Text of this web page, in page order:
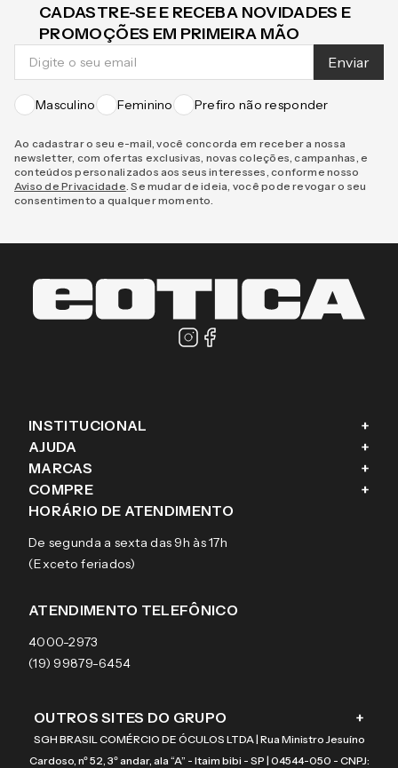
CADASTRE-SE E RECEBA NOVIDADES E
PROMOÇÕES EM PRIMEIRA MÃO
Enviar
Masculino Feminino Prefiro não responder
Ao cadastrar o seu e-mail, você concorda em receber a nossa
newsletter, com ofertas exclusivas, novas coleções, campanhas, e
conteúdos personalizados aos seus interesses, conforme nosso
Aviso de Privacidade. Se mudar de ideia, você pode revogar o seu
consentimento a qualquer momento.
INSTITUCIONAL +
Fale conosco
Blog
Sobre a eÓtica
Aviso de privacidade
Termos e condições de uso
AJUDA +
Como comprar
Trocas e Devoluções
Pagamentos
Garantias
MARCAS +
Ray-Ban
Tecnol
Arnette
Burberry
COMPRE +
Óculos de sol
Lentes de contato
HORÁRIO DE ATENDIMENTO
De segunda a sexta das 9h às 17h
(Exceto feriados)
ATENDIMENTO TELEFÔNICO
4000-2973
(19) 99879-6454
OUTROS SITES DO GRUPO +
SGH BRASIL COMÉRCIO DE ÓCULOS LTDA | Rua Ministro Jesuíno
Cardoso, nº 52, 3º andar, ala “A” - Itaim bibi - SP | 04544-050 - CNPJ: